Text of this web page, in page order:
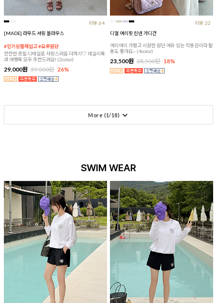
리뷰:64
[MADE] 라무드 셔링 블라우스
#인기상품재입고 #요루원단
잔잔한 프릴 디테일로 사랑스러움 더하기♡ 데일리룩
과 여행룩 모두 추천드려요! (2color)
29,000원 39,000원 26%
리뷰:22
디얼 여리핏 린넨 가디건
여리여리 가볍고 시원한 원단 여유 있는 착용감이라 활
용도 좋아요~ (4color)
23,500원 28,500원 18%
More (1/18)
SWIM WEAR